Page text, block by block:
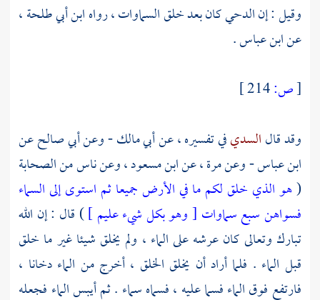
وقيل : إن الدحي كان بعد خلق السماوات ، رواهابن أبي طلحة،
عنابن عباس.
[ص:
وقد قالالسديفي تفسيره ، عنأبي مالك- وعنأبي صالحعن
ابن عباس- وعنمرة، عنابن مسعود، وعن ناس من الصحابة
(هو الذي خلق لكم ما في الأرض جميعا ثم استوى إلى السماء
فسواهن سبع سماوات [ وهو بكل شيء عليم ]) قال : إن الله
تبارك وتعالى كان عرشه على الماء ، ولم يخلق شيئا غير ما خلق
قبل الماء . فلما أراد أن يخلق الخلق ، أخرج من الماء دخانا ،
فارتفع فوق الماء فسما عليه ، فسماه سماء . ثم أيبس الماء فجعله